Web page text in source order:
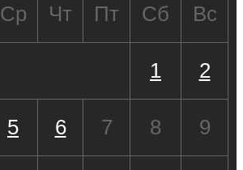
Ср Чт Пт Сб Вс
1 2
5 6 7 8 9